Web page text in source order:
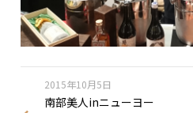
2015年10月5日
南部美人inニューヨー